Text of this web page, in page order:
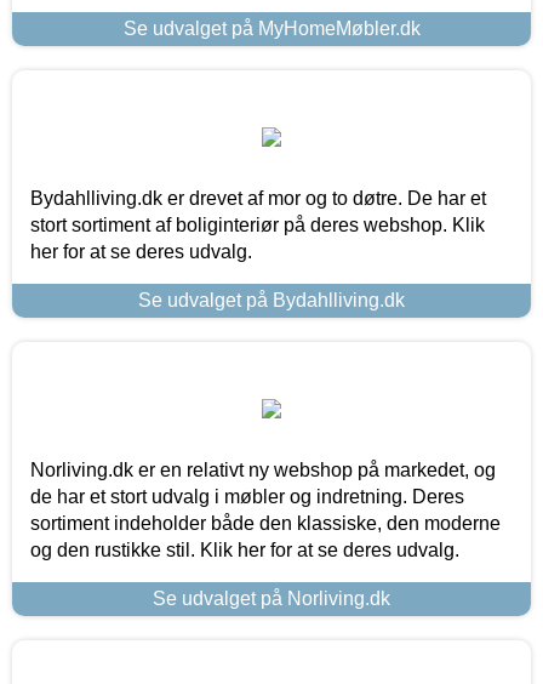
Se udvalget på MyHomeMøbler.dk
Bydahlliving.dk er drevet af mor og to døtre. De har et
stort sortiment af boliginteriør på deres webshop. Klik
her for at se deres udvalg.
Se udvalget på Bydahlliving.dk
Norliving.dk er en relativt ny webshop på markedet, og
de har et stort udvalg i møbler og indretning. Deres
sortiment indeholder både den klassiske, den moderne
og den rustikke stil. Klik her for at se deres udvalg.
Se udvalget på Norliving.dk